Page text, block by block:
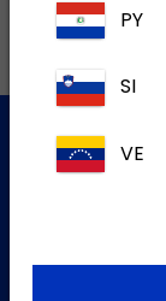
korisnike
PY
SI
VE